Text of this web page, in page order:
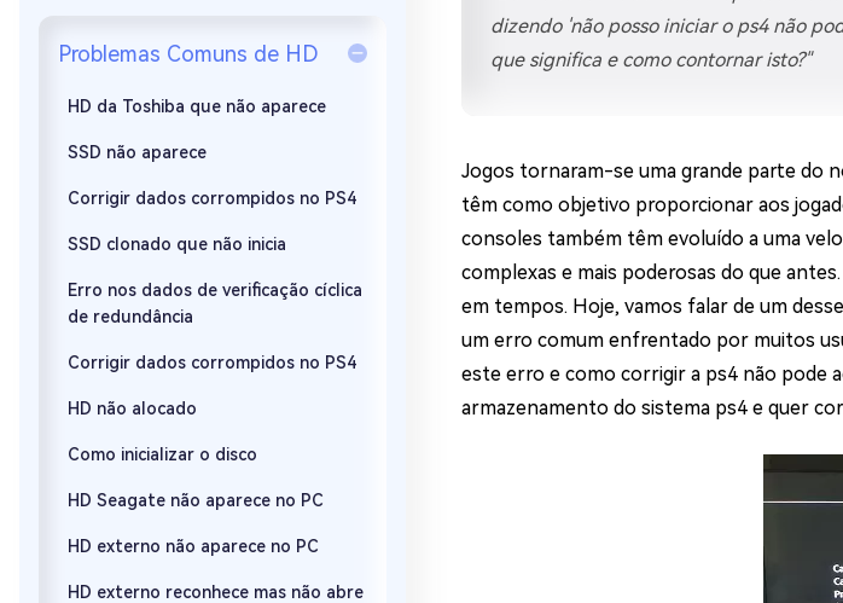
Recuperar Dados de WhatsApp no iPhone/Android
Problemas Comuns de HD
HD da Toshiba que não aparece
SSD não aparece
Corrigir dados corrompidos no PS4
SSD clonado que não inicia
Erro nos dados de verificação cíclica
de redundância
Corrigir dados corrompidos no PS4
HD não alocado
Como inicializar o disco
HD Seagate não aparece no PC
HD externo não aparece no PC
HD externo reconhece mas não abre
dizendo 'não posso iniciar o ps4 não
que significa e como contornar isto?"
Jogos tornaram-se uma grande parte do
têm como objetivo proporcionar aos
consoles também têm evoluído a uma
complexas e mais poderosas do que
em tempos. Hoje, vamos falar de um
um erro comum enfrentado por muitos
este erro e como corrigir a ps4 não pode
armazenamento do sistema ps4 e quer